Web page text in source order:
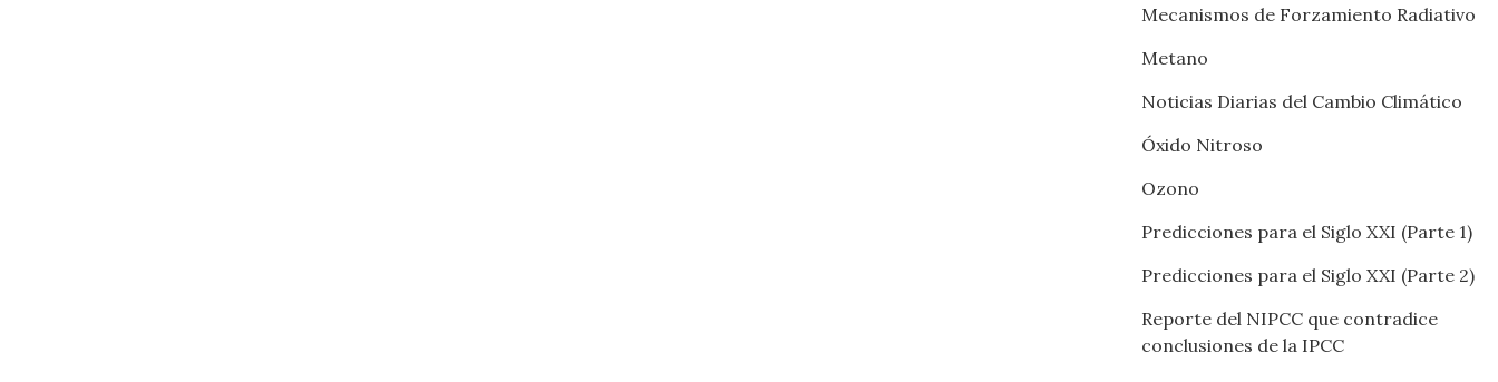
Mecanismos de Forzamiento Radiativo
Metano
Noticias Diarias del Cambio Climático
Óxido Nitroso
Ozono
Predicciones para el Siglo XXI (Parte 1)
Predicciones para el Siglo XXI (Parte 2)
Reporte del NIPCC que contradice
conclusiones de la IPCC